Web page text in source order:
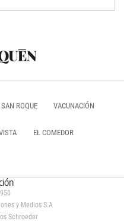
ROQUE VACUNACIÓN
EL COMEDOR
y Medios S.A
Schroeder